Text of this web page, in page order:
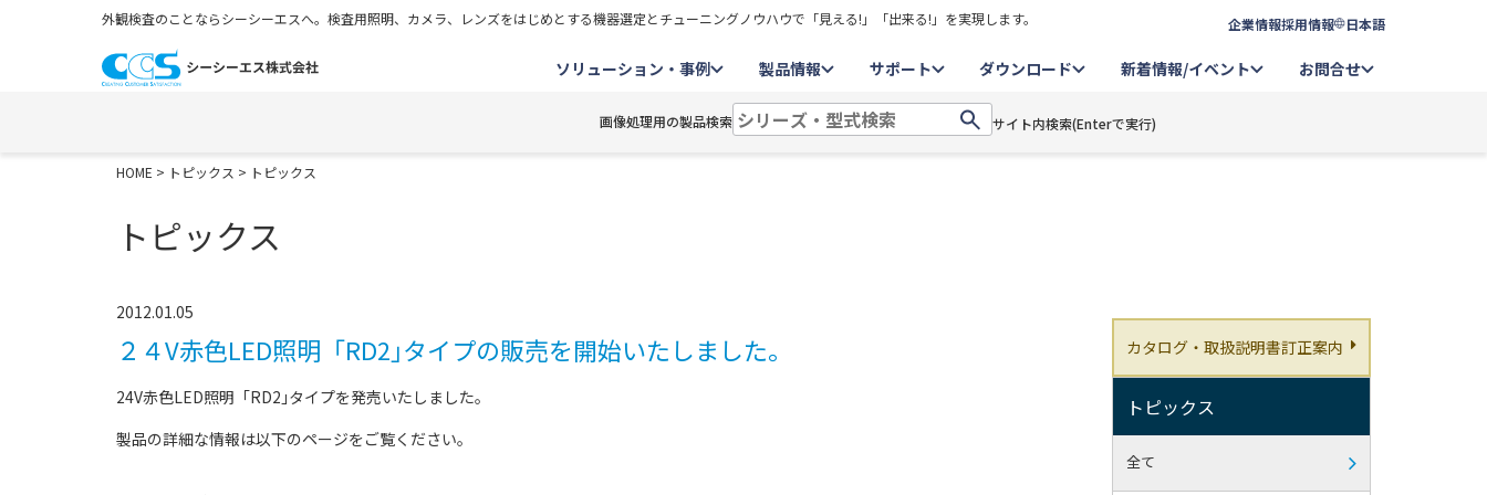
外観検査のことならシーシーエスへ。検査用照明、カメラ、レンズをはじめとする機器選定とチューニングノウハウで「見える!」「出来る!」を実現します。 企業情報採用情報 日本語
ソリューション・事例 製品情報 サポート ダウンロード 新着情報/イベント お問合せ
画像処理用の製品検索 サイト内検索(Enterで実行)
HOME > トピックス > トピックス
トピックス
2012.01.05
２４V赤色LED照明「RD2｣タイプの販売を開始いたしました。
24V赤色LED照明「RD2｣タイプを発売いたしました。
製品の詳細な情報は以下のページをご覧ください。
カタログ・取扱説明書訂正案内
トピックス
全て